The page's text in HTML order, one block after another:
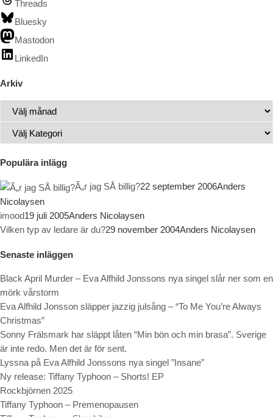
Threads
Bluesky
Mastodon
LinkedIn
Arkiv
Populära inlägg
Ã„r jag SÅ billig?22 september 2006Anders
Nicolaysen
imood19 juli 2005Anders Nicolaysen
Vilken typ av ledare är du?29 november 2004Anders Nicolaysen
Senaste inläggen
Black April Murder – Eva Alfhild Jonssons nya singel slår ner som en
mörk vårstorm
Eva Alfhild Jonsson släpper jazzig julsång – “To Me You’re Always
Christmas”
Sonny Frälsmark har släppt låten “Min bön och min brasa”. Sverige
är inte redo. Men det är för sent.
Lyssna på Eva Alfhild Jonssons nya singel ”Insane”
Ny release: Tiffany Typhoon – Shorts! EP
Rockbjörnen 2025
Tiffany Typhoon – Premenopausen